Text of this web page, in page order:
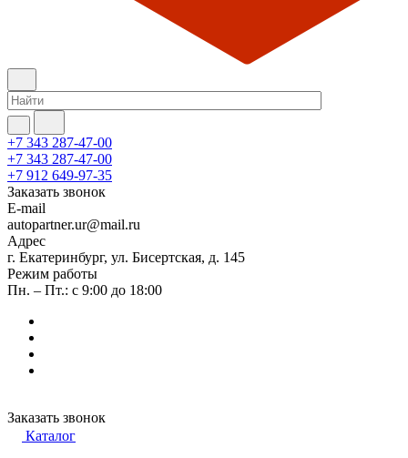
+7 343 287-47-00
+7 343 287-47-00
+7 912 649-97-35
Заказать звонок
E-mail
autopartner.ur@mail.ru
Адрес
г. Екатеринбург, ул. Бисертская, д. 145
Режим работы
Пн. – Пт.: с 9:00 до 18:00
Заказать звонок
Каталог